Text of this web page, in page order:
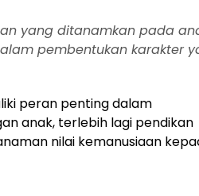
yang ditanamkan pada
pembentukan karakter
peran penting dalam
anak, terlebih lagi pendikan
nilai kemanusiaan